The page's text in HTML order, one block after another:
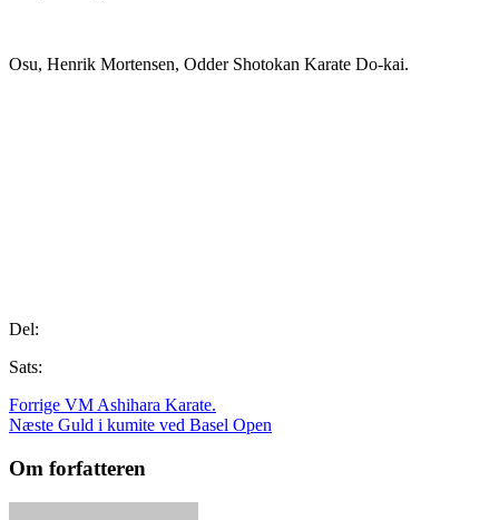
Osu, Henrik Mortensen, Odder Shotokan Karate Do-kai.
Del:
Sats:
Forrige VM Ashihara Karate.
Næste Guld i kumite ved Basel Open
Om forfatteren